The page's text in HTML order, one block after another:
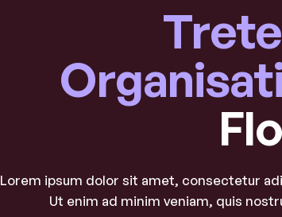
Lorem ipsum dolor sit amet, consectetur
Ut enim ad minim veniam, quis